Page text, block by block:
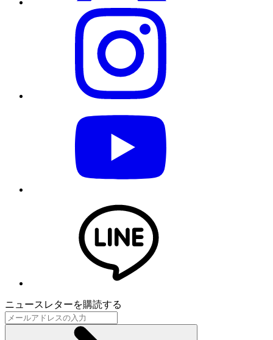
ニュースレターを購読する